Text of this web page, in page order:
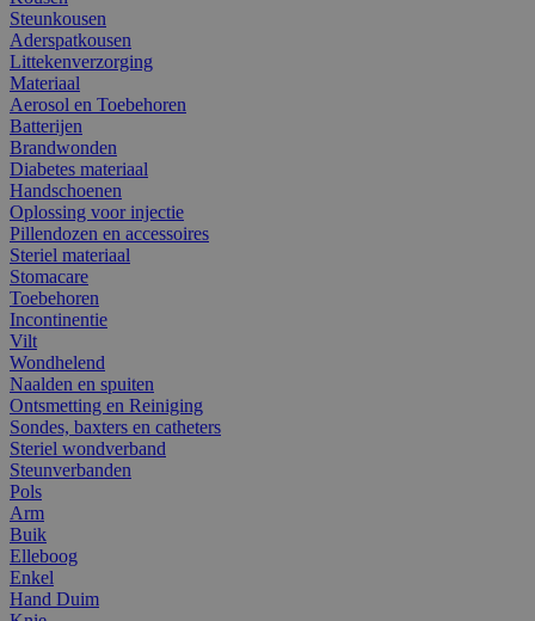
Steunkousen
Aderspatkousen
Littekenverzorging
Materiaal
Aerosol en Toebehoren
Batterijen
Brandwonden
Diabetes materiaal
Handschoenen
Oplossing voor injectie
Pillendozen en accessoires
Steriel materiaal
Stomacare
Toebehoren
Incontinentie
Vilt
Wondhelend
Naalden en spuiten
Ontsmetting en Reiniging
Sondes, baxters en catheters
Steriel wondverband
Steunverbanden
Pols
Arm
Buik
Elleboog
Enkel
Hand Duim